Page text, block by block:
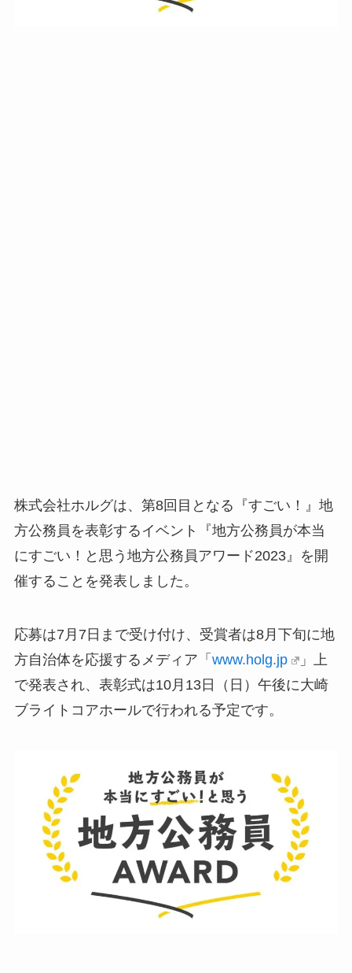
株式会社ホルグは、第8回目となる『すごい！』地
方公務員を表彰するイベント『地方公務員が本当
にすごい！と思う地方公務員アワード2023』を開
催することを発表しました。
応募は7月7日まで受け付け、受賞者は8月下旬に地
方自治体を応援するメディア「 www.holg.jp
」上
で発表され、表彰式は10月13日（日）午後に大崎
ブライトコアホールで行われる予定です。